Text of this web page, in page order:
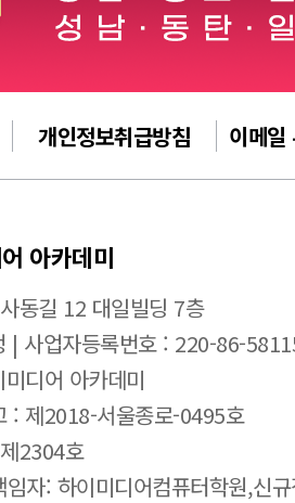
개인정보취급방침 이메일
아카데미
동길 12 대일빌딩 7층
| 사업자등록번호 : 220-86-
디어 아카데미
: 제2018-서울종로-0495호
2304호
자: 하이미디어컴퓨터학원,신